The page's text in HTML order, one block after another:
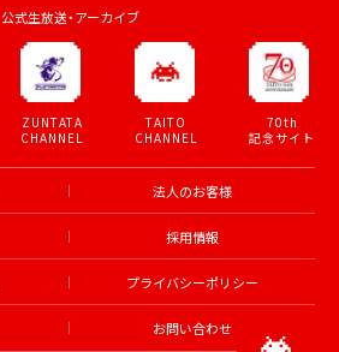
公式生放送・アーカイブ
ZUNTATA
CHANNEL
TAITO
CHANNEL
70th
記念サイト
法人のお客様
採用情報
プライバシーポリシー
お問い合わせ